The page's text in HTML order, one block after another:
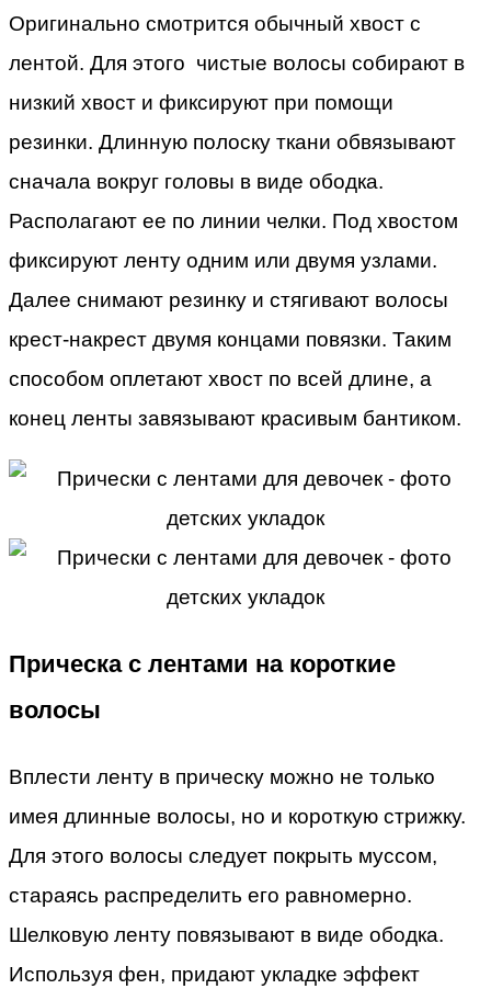
Оригинально смотрится обычный хвост с
лентой. Для этого чистые волосы собирают в
низкий хвост и фиксируют при помощи
резинки. Длинную полоску ткани обвязывают
сначала вокруг головы в виде ободка.
Располагают ее по линии челки. Под хвостом
фиксируют ленту одним или двумя узлами.
Далее снимают резинку и стягивают волосы
крест-накрест двумя концами повязки. Таким
способом оплетают хвост по всей длине, а
конец ленты завязывают красивым бантиком.
Прическа с лентами на короткие
волосы
Вплести ленту в прическу можно не только
имея длинные волосы, но и короткую стрижку.
Для этого волосы следует покрыть муссом,
стараясь распределить его равномерно.
Шелковую ленту повязывают в виде ободка.
Используя фен, придают укладке эффект